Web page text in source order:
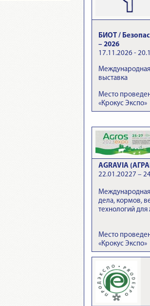
БИОТ /
– 2026
17.11.2026 -
выставка
Место
«Крокус Экспо»
AGRAVIA
22.01.20227 –
дела, кормов,
технологий
Место
«Крокус Экспо»